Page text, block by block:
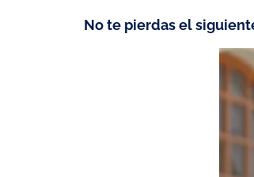
No te pierdas el